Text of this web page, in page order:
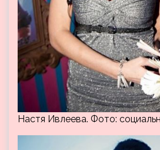
Настя Ивлеева. Фото: